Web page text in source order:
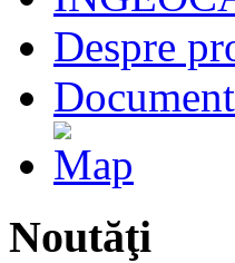
Despre
Noutăţi